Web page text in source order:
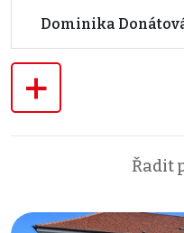
Dominika
+
Řadit